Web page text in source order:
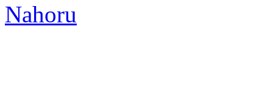
Nahoru